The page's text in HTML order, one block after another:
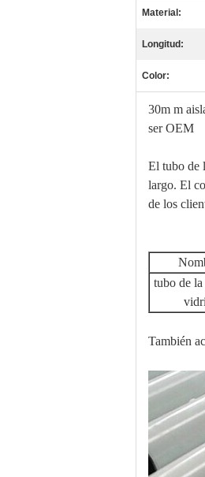
Material:
Longitud:
Color:
30m m
ser OEM
El tubo de
largo. El
de los
tubo de
También